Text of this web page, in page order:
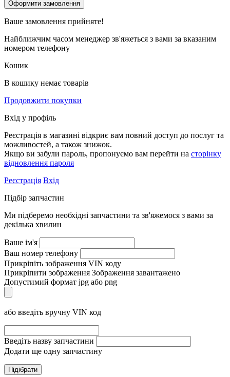
Ваше замовлення прийняте!
Найближчим часом менеджер зв'яжеться з вами за вказаним
номером телефону
Кошик
В кошику немає товарів
Продовжити покупки
Вхід у профіль
Реєстрація в магазині відкриє вам повний доступ до послуг та
можливостей, а також знижок.
Якщо ви забули пароль, пропонуємо вам перейти на сторінку
відновлення пароля
Реєстрація Вхід
Підбір запчастин
Ми підберемо необхідні запчастини та зв'яжемося з вами за
декілька хвилин
Ваше ім'я
Ваш номер телефону
Прикріпіть зображення VIN коду
Прикріпити зображення Зображення завантажено
Допустимий формат jpg або png
або введіть вручну VIN код
Введіть назву запчастини
Додати ще одну запчастину